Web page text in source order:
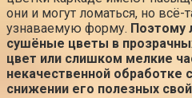
они и могут ломаться, но всё-
узнаваемую форму. Поэтому
сушёные цветы в
цвет или слишком мелкие
некачественной обработке
снижении его полезных